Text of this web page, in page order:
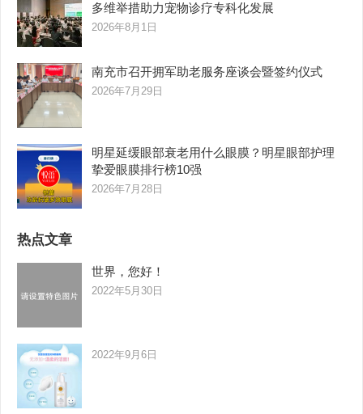
多维举措助力宠物诊疗专科化发展
2026年8月1日
南充市召开拥军助老服务座谈会暨签约仪式
2026年7月29日
明星延缓眼部衰老用什么眼膜？明星眼部护理
挚爱眼膜排行榜10强
2026年7月28日
热点文章
世界，您好！
2022年5月30日
2022年9月6日